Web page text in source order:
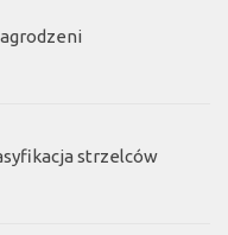
strzelców